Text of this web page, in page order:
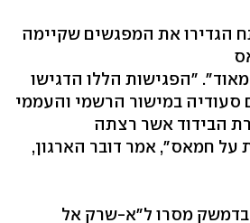
הגדירו את המפגשים שקיימה
"הפגישות הללו הדגישו
במישור הרשמי והעממי
הבידוד אשר רצתה
על חמאס", אמר דובר הארגון,
בדמשק מסרו ל"א-שרק אל